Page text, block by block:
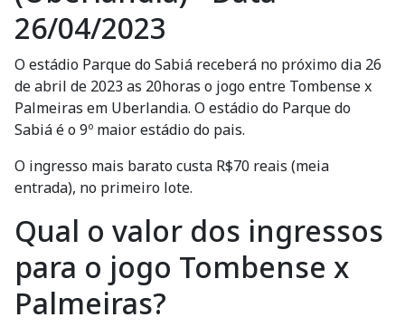
26/04/2023
O estádio Parque do Sabiá receberá no próximo dia 26
de abril de 2023 as 20horas o jogo entre Tombense x
Palmeiras em Uberlandia. O estádio do Parque do
Sabiá é o 9º maior estádio do pais.
O ingresso mais barato custa R$70 reais (meia
entrada), no primeiro lote.
Qual o valor dos ingressos
para o jogo Tombense x
Palmeiras?